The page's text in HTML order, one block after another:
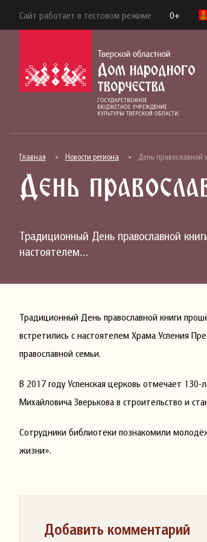
Сайт работает в тестовом режиме 0+
Главная Новости региона День православной
День
Традиционный День православной
настоятелем…
Традиционный День православной книги
встретились с настоятелем Храма Успения
православной семьи.
В 2017 году Успенская церковь отмечает
Михайловича Зверькова в строительство и
Сотрудники библиотеки познакомили
жизни».
Добавить комментарий